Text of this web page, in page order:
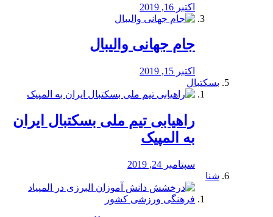
اکتبر 16, 2019
جام جهانی والیبال
اکتبر 15, 2019
بسکتبال
راهیابی تیم ملی بسکتبال ایران
به المپیک
سپتامبر 24, 2019
شنا